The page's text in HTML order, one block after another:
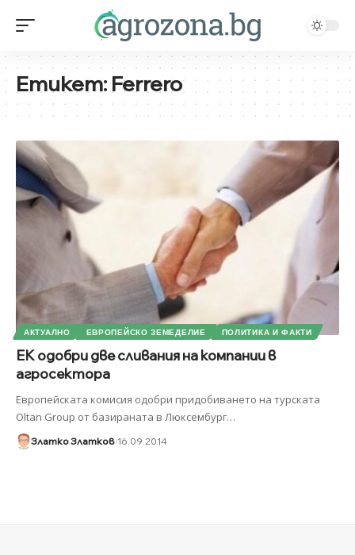
Етикет:Ferrero
АКТУАЛНО ЕВРОПЕЙСКО ЗЕМЕДЕЛИЕ ПОЛИТИКА И ФАКТИ
ЕК одобри две сливания на компании в
агросектора
Европейската комисия одобри придобиването на турската
Oltan Group от базираната в Люксембург…
Златко Златков 16.09.2014